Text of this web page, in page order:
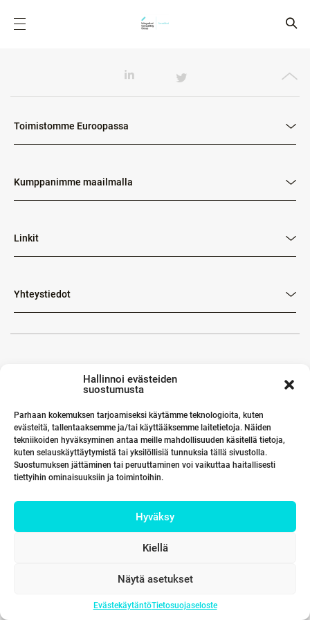
Hallinnoi evästeiden
suostumusta
Parhaan kokemuksen tarjoamiseksi käytämme teknologioita, kuten
evästeitä, tallentaaksemme ja/tai käyttääksemme laitetietoja. Näiden
tekniikoiden hyväksyminen antaa meille mahdollisuuden käsitellä tietoja,
kuten selauskäyttäytymistä tai yksilöllisiä tunnuksia tällä sivustolla.
Suostumuksen jättäminen tai peruuttaminen voi vaikuttaa haitallisesti
tiettyihin ominaisuuksiin ja toimintoihin.
Hyväksy
Kiellä
Näytä asetukset
EvästekäytäntöTietosuojaseloste
Toimistomme Euroopassa
Kumppanimme maailmalla
Linkit
Yhteystiedot